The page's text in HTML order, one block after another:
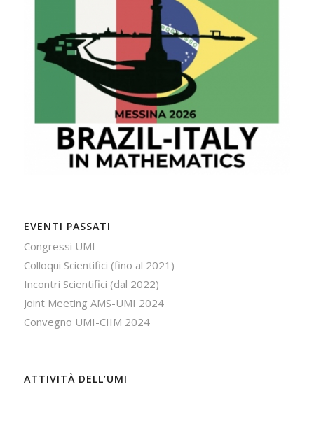
EVENTI PASSATI
Congressi UMI
Colloqui Scientifici (fino al 2021)
Incontri Scientifici (dal 2022)
Joint Meeting AMS-UMI 2024
Convegno UMI-CIIM 2024
ATTIVITÀ DELL’UMI